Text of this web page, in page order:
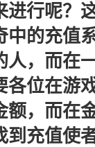
进行呢？
中的充值
人，而在
各位在游
额，而在
到充值使